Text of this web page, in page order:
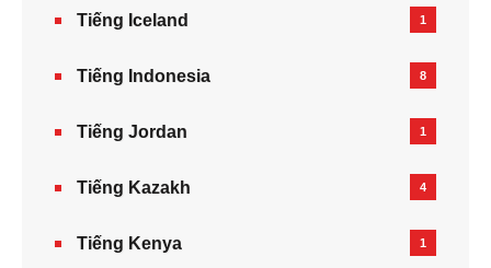
Tiếng Iceland 1
Tiếng Indonesia 8
Tiếng Jordan 1
Tiếng Kazakh‎ 4
Tiếng Kenya 1